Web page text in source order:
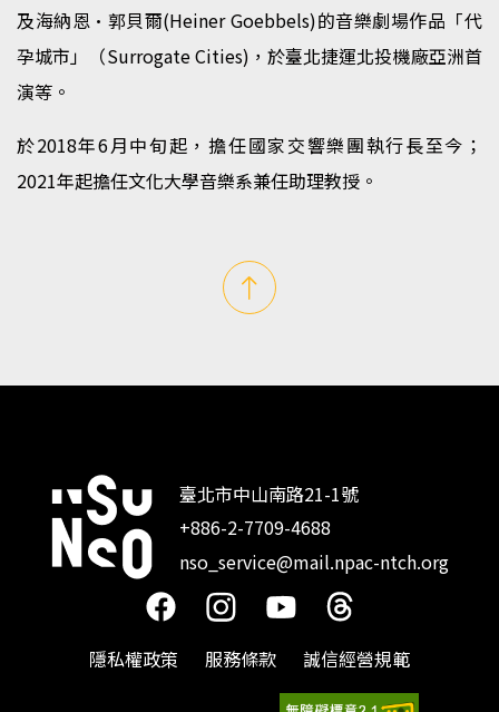
及海納恩·郭貝爾(Heiner Goebbels)的音樂劇場作品「代
孕城市」（Surrogate Cities)，於臺北捷運北投機廠亞洲首
演等。
於2018年6月中旬起，擔任國家交響樂團執行長至今；
2021年起擔任文化大學音樂系兼任助理教授。
:::
臺北市中山南路21-1號
+886-2-7709-4688
nso_service@mail.npac-ntch.org
隱私權政策 服務條款 誠信經營規範